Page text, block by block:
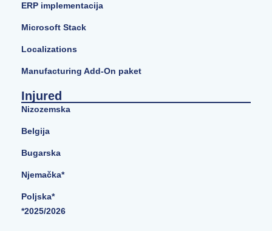
ERP implementacija
Microsoft Stack
Localizations
Manufacturing Add-On paket
Injured
Nizozemska
Belgija
Bugarska
Njemačka*
Poljska*
*2025/2026